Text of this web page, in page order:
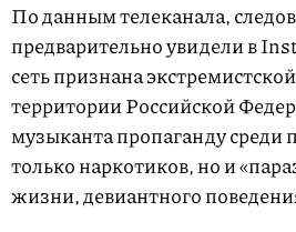
По данным телеканала,
предварительно увидели в
сеть признана
территории Российской
музыканта пропаганду среди
только наркотиков, но и
жизни, девиантного